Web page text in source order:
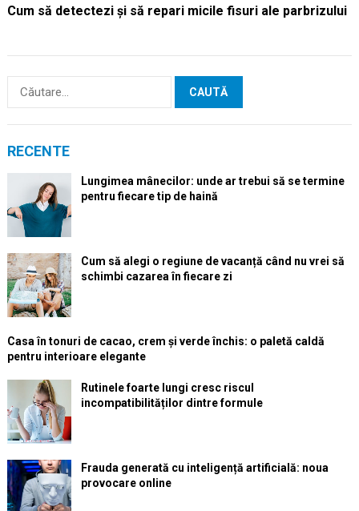
Cum să detectezi și să repari micile fisuri ale parbrizului
Caută
RECENTE
Lungimea mânecilor: unde ar trebui să se termine
pentru fiecare tip de haină
Cum să alegi o regiune de vacanță când nu vrei să
schimbi cazarea în fiecare zi
Casa în tonuri de cacao, crem și verde închis: o paletă caldă
pentru interioare elegante
Rutinele foarte lungi cresc riscul
incompatibilităților dintre formule
Frauda generată cu inteligență artificială: noua
provocare online